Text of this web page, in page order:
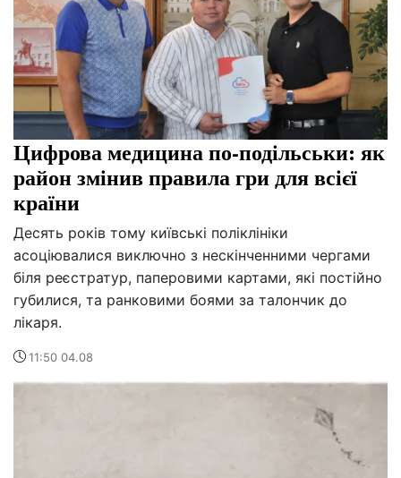
Цифрова медицина по-подільськи: як
район змінив правила гри для всієї
країни
Десять років тому київські поліклініки
асоціювалися виключно з нескінченними чергами
біля реєстратур, паперовими картами, які постійно
губилися, та ранковими боями за талончик до
лікаря.
11:50 04.08